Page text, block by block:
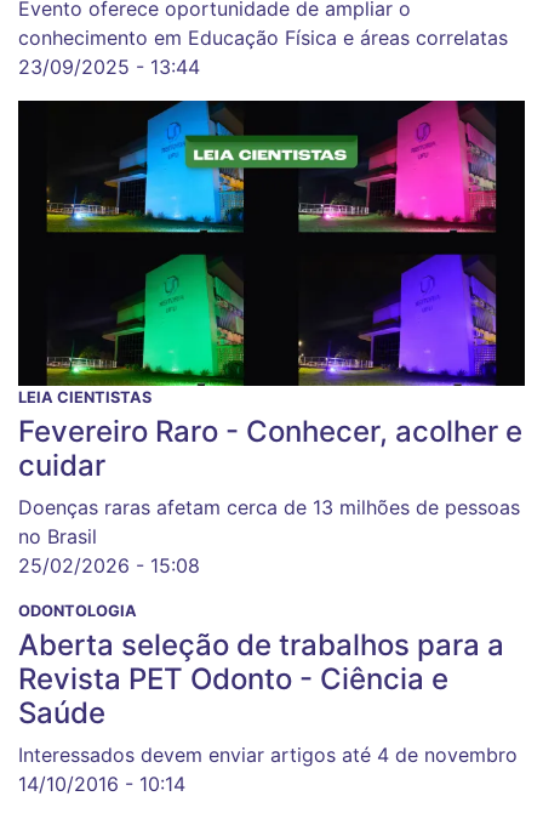
Evento oferece oportunidade de ampliar o
conhecimento em Educação Física e áreas correlatas
23/09/2025 - 13:44
LEIA CIENTISTAS
Fevereiro Raro - Conhecer, acolher e
cuidar
Doenças raras afetam cerca de 13 milhões de pessoas
no Brasil
25/02/2026 - 15:08
ODONTOLOGIA
Aberta seleção de trabalhos para a
Revista PET Odonto - Ciência e
Saúde
Interessados devem enviar artigos até 4 de novembro
14/10/2016 - 10:14